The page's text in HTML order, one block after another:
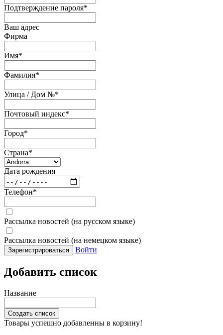
Подтверждение пароля*
Ваш адрес
Фирма
Имя*
Фамилия*
Улица / Дом №*
Почтовый индекс*
Город*
Страна*
Дата рождения
Телефон*
Рассылка новостей (на русском языке)
Рассылка новостей (на немецком языке)
Зарегистрироваться Войти
Добавить список
Название
Создать список
Товары успешно добавленны в корзину!